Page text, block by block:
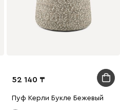
52 140
Пуф Керли Букле Бежевый